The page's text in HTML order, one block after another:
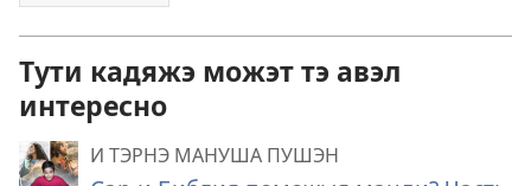
Тути кадяжэ можэт тэ авэл
интересно
И ТЭРНЭ МАНУША ПУШЭН